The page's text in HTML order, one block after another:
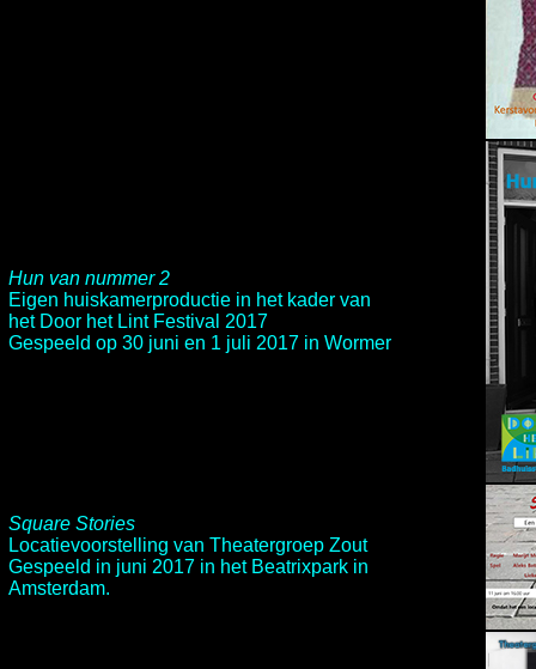
Hun van nummer 2
Eigen huiskamerproductie in het kader van
het Door het Lint Festival 2017
Gespeeld op 30 juni en 1 juli 2017 in Wormer
Square Stories
Locatievoorstelling van Theatergroep Zout
Gespeeld in juni 2017 in het Beatrixpark in
Amsterdam.